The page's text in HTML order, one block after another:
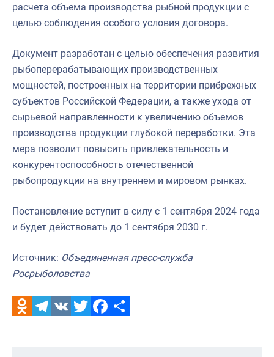
расчета объема производства рыбной продукции с
целью соблюдения особого условия договора.
Документ разработан с целью обеспечения развития
рыбоперерабатывающих производственных
мощностей, построенных на территории прибрежных
субъектов Российской Федерации, а также ухода от
сырьевой направленности к увеличению объемов
производства продукции глубокой переработки. Эта
мера позволит повысить привлекательность и
конкурентоспособность отечественной
рыбопродукции на внутреннем и мировом рынках.
Постановление вступит в силу с 1 сентября 2024 года
и будет действовать до 1 сентября 2030 г.
Источник: Объединенная пресс-служба
Росрыболовства